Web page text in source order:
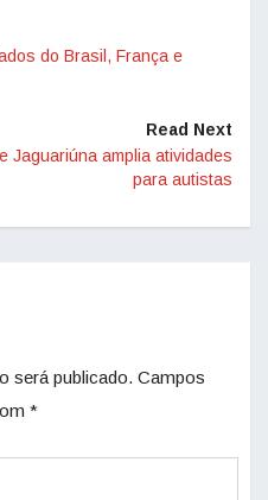
do Brasil, França e
Read Next
Jaguariúna amplia atividades
para autistas
será publicado. Campos
*